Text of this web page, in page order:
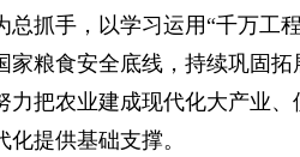
抓手，以学习运用“千万工
粮食安全底线，持续巩固
把农业建成现代化大产业
提供基础支撑。